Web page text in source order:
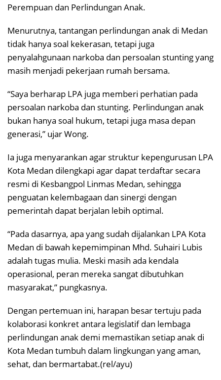
Perempuan dan Perlindungan Anak.
Menurutnya, tantangan perlindungan anak di Medan
tidak hanya soal kekerasan, tetapi juga
penyalahgunaan narkoba dan persoalan stunting yang
masih menjadi pekerjaan rumah bersama.
“Saya berharap LPA juga memberi perhatian pada
persoalan narkoba dan stunting. Perlindungan anak
bukan hanya soal hukum, tetapi juga masa depan
generasi,” ujar Wong.
Ia juga menyarankan agar struktur kepengurusan LPA
Kota Medan dilengkapi agar dapat terdaftar secara
resmi di Kesbangpol Linmas Medan, sehingga
penguatan kelembagaan dan sinergi dengan
pemerintah dapat berjalan lebih optimal.
“Pada dasarnya, apa yang sudah dijalankan LPA Kota
Medan di bawah kepemimpinan Mhd. Suhairi Lubis
adalah tugas mulia. Meski masih ada kendala
operasional, peran mereka sangat dibutuhkan
masyarakat,” pungkasnya.
Dengan pertemuan ini, harapan besar tertuju pada
kolaborasi konkret antara legislatif dan lembaga
perlindungan anak demi memastikan setiap anak di
Kota Medan tumbuh dalam lingkungan yang aman,
sehat, dan bermartabat.(rel/ayu)